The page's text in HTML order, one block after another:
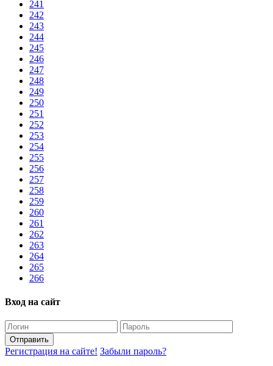
241
242
243
244
245
246
247
248
249
250
251
252
253
254
255
256
257
258
259
260
261
262
263
264
265
266
Вход на сайт
Отправить
Регистрация на сайте! Забыли пароль?